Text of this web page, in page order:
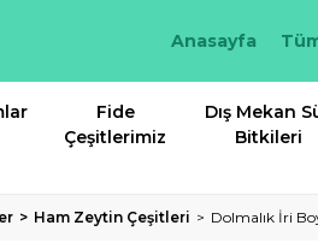
Anasayfa
Fide
Çeşitlerimiz
Dış Mekan
Bitkileri
Ham Zeytin Çeşitleri Dolmalık İri